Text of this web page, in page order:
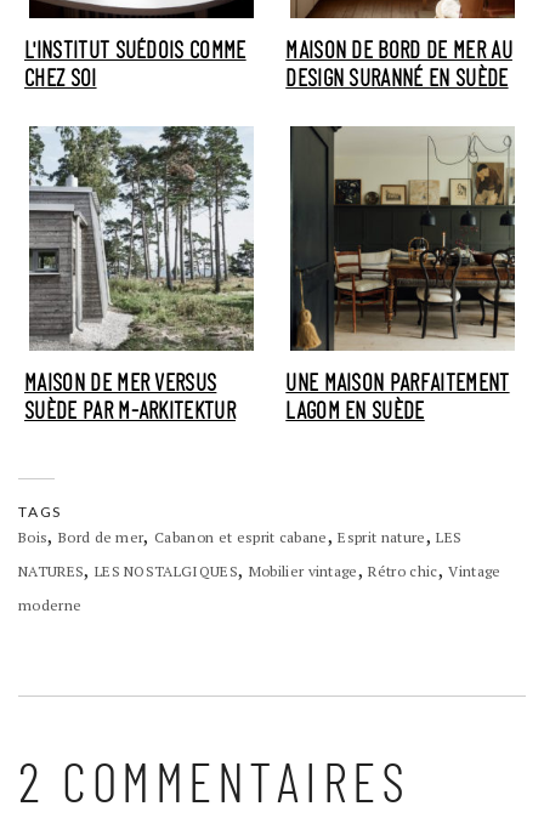
L'INSTITUT SUÉDOIS COMME
CHEZ SOI
MAISON DE BORD DE MER AU
DESIGN SURANNÉ EN SUÈDE
MAISON DE MER VERSUS
SUÈDE PAR M-ARKITEKTUR
UNE MAISON PARFAITEMENT
LAGOM EN SUÈDE
TAGS
Bois, Bord de mer, Cabanon et esprit cabane,Esprit nature,LES
NATURES, LES NOSTALGIQUES, Mobilier vintage,Rétro chic,Vintage
moderne
2 COMMENTAIRES